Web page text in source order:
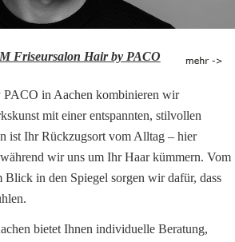
Friseursalon Hair by PACO
PACO in Aachen kombinieren wir
mit einer entspannten, stilvollen
ist Ihr Rückzugsort vom Alltag – hier
wir uns um Ihr Haar kümmern. Vom
Blick in den Spiegel sorgen wir dafür, dass
bietet Ihnen individuelle Beratung,